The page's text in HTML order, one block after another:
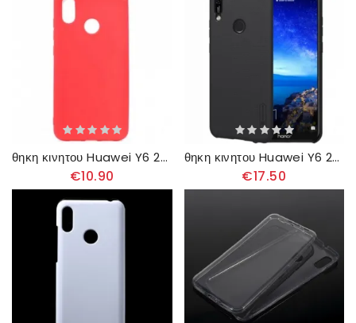
θηκη κινητου Huawei Y6 2019 / Honor 8A Καραμέλα Σιλικόνης
€10.90
θηκη κινητου Huawei Y6 2019 / Honor 8A Hard Frost Nillkin
€17.50